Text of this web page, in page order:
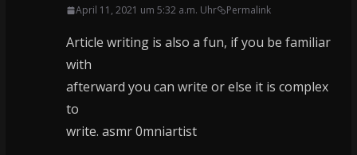
April 11, 2021 um 5:32 a.m. Uhr Permalink
Article writing is also a fun, if you be familiar
with
afterward you can write or else it is complex
to
write. asmr 0mniartist